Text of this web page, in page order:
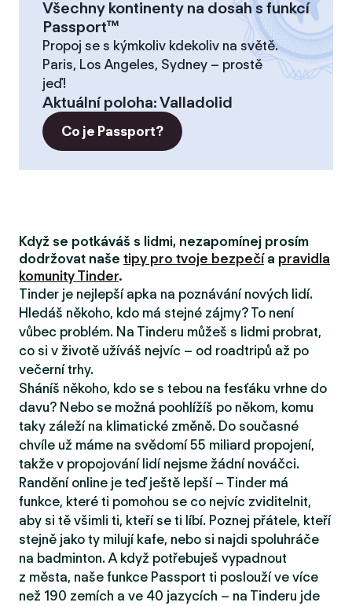
Všechny kontinenty na dosah s funkcí
Passport™
Propoj se s kýmkoliv kdekoliv na světě.
Paris, Los Angeles, Sydney – prostě
jeď!
Aktuální poloha:Valladolid
Co je Passport?
Když se potkáváš s lidmi, nezapomínej prosím
dodržovat naše tipy pro tvoje bezpečía pravidla
komunity Tinder.
Tinder je nejlepší apka na poznávání nových lidí.
Hledáš někoho, kdo má stejné zájmy? To není
vůbec problém. Na Tinderu můžeš s lidmi probrat,
co si v životě užíváš nejvíc – od roadtripů až po
večerní trhy.
Sháníš někoho, kdo se s tebou na fesťáku vrhne do
davu? Nebo se možná poohlížíš po někom, komu
taky záleží na klimatické změně. Do současné
chvíle už máme na svědomí 55 miliard propojení,
takže v propojování lidí nejsme žádní nováčci.
Randění online je teď ještě lepší – Tinder má
funkce, které ti pomohou se co nejvíc zviditelnit,
aby si tě všimli ti, kteří se ti líbí. Poznej přátele, kteří
stejně jako ty milují kafe, nebo si najdi spoluhráče
na badminton. A když potřebuješ vypadnout
z města, naše funkce Passport ti poslouží ve více
než 190 zemích a ve 40 jazycích – na Tinderu jde